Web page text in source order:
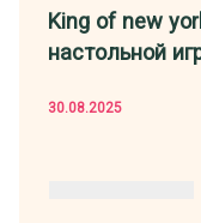
King of new
настольной
30.08.2025